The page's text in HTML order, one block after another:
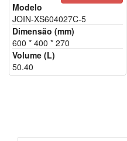
Modelo
JOIN-XS604027C-5
Dimensão (mm)
600 * 400 * 270
Volume (L)
50.40